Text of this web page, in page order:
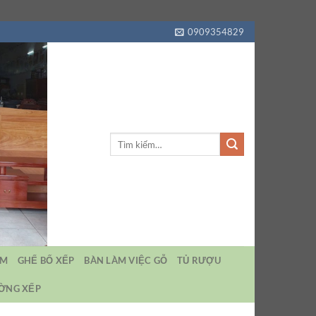
0909354829
GHẾ BỐ XẾP BÀN LÀM VIỆC GỖ TỦ RƯỢU
XẾP